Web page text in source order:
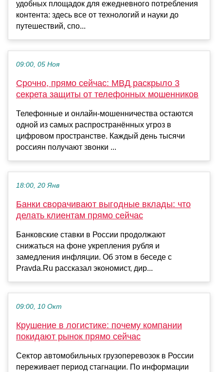
удобных площадок для ежедневного потребления
контента: здесь все от технологий и науки до
путешествий, спо...
09:00, 05 Ноя
Срочно, прямо сейчас: МВД раскрыло 3
секрета защиты от телефонных мошенников
Телефонные и онлайн-мошенничества остаются
одной из самых распространённых угроз в
цифровом пространстве. Каждый день тысячи
россиян получают звонки ...
18:00, 20 Янв
Банки сворачивают выгодные вклады: что
делать клиентам прямо сейчас
Банковские ставки в России продолжают
снижаться на фоне укрепления рубля и
замедления инфляции. Об этом в беседе с
Pravda.Ru рассказал экономист, дир...
09:00, 10 Окт
Крушение в логистике: почему компании
покидают рынок прямо сейчас
Сектор автомобильных грузоперевозок в России
переживает период стагнации. По информации